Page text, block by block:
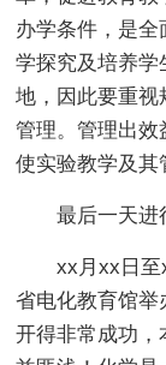
办学条件，是
学探究及培养学
地，因此要重
管理。管理出效
使实验教学及其
最后一天进行
xx月xx日至xx
省电化教育馆
开得非常成功